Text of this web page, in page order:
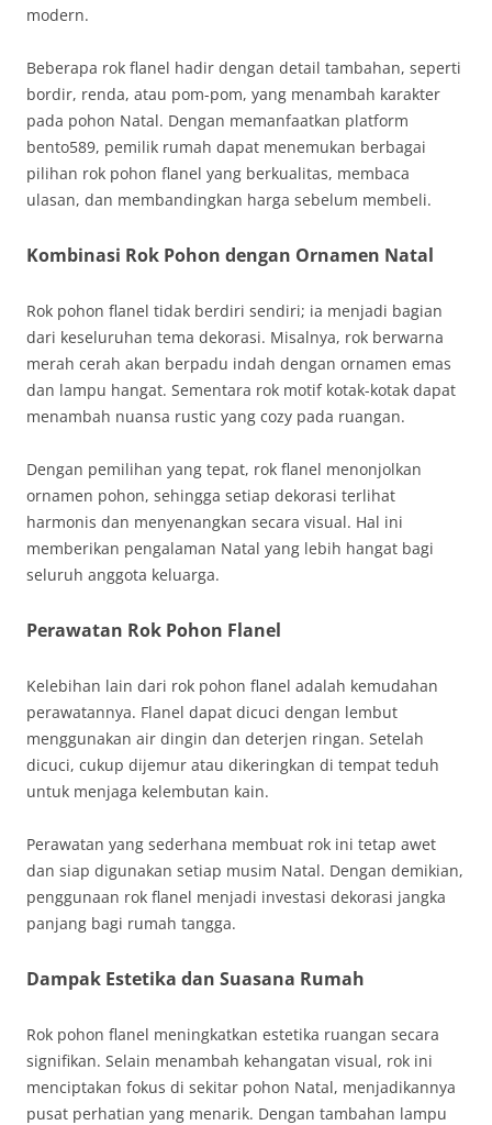
modern.
Beberapa rok flanel hadir dengan detail tambahan, seperti
bordir, renda, atau pom-pom, yang menambah karakter
pada pohon Natal. Dengan memanfaatkan platform
bento589, pemilik rumah dapat menemukan berbagai
pilihan rok pohon flanel yang berkualitas, membaca
ulasan, dan membandingkan harga sebelum membeli.
Kombinasi Rok Pohon dengan Ornamen Natal
Rok pohon flanel tidak berdiri sendiri; ia menjadi bagian
dari keseluruhan tema dekorasi. Misalnya, rok berwarna
merah cerah akan berpadu indah dengan ornamen emas
dan lampu hangat. Sementara rok motif kotak-kotak dapat
menambah nuansa rustic yang cozy pada ruangan.
Dengan pemilihan yang tepat, rok flanel menonjolkan
ornamen pohon, sehingga setiap dekorasi terlihat
harmonis dan menyenangkan secara visual. Hal ini
memberikan pengalaman Natal yang lebih hangat bagi
seluruh anggota keluarga.
Perawatan Rok Pohon Flanel
Kelebihan lain dari rok pohon flanel adalah kemudahan
perawatannya. Flanel dapat dicuci dengan lembut
menggunakan air dingin dan deterjen ringan. Setelah
dicuci, cukup dijemur atau dikeringkan di tempat teduh
untuk menjaga kelembutan kain.
Perawatan yang sederhana membuat rok ini tetap awet
dan siap digunakan setiap musim Natal. Dengan demikian,
penggunaan rok flanel menjadi investasi dekorasi jangka
panjang bagi rumah tangga.
Dampak Estetika dan Suasana Rumah
Rok pohon flanel meningkatkan estetika ruangan secara
signifikan. Selain menambah kehangatan visual, rok ini
menciptakan fokus di sekitar pohon Natal, menjadikannya
pusat perhatian yang menarik. Dengan tambahan lampu